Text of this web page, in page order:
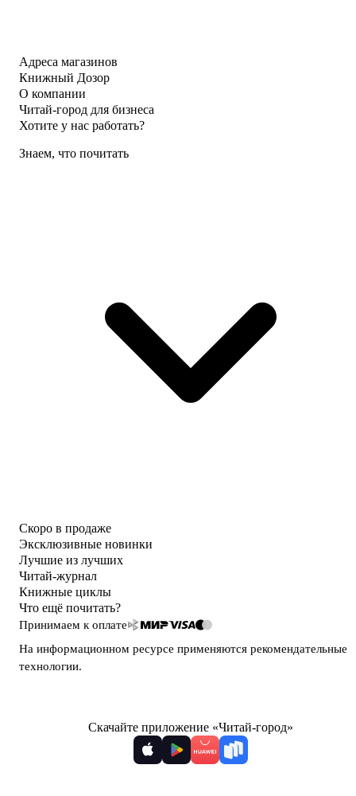
Адреса магазинов
Книжный Дозор
О компании
Читай-город для бизнеса
Хотите у нас работать?
Знаем, что почитать
Скоро в продаже
Эксклюзивные новинки
Лучшие из лучших
Читай-журнал
Книжные циклы
Что ещё почитать?
Принимаем к оплате
На информационном ресурсе применяются рекомендательные
технологии.
Скачайте приложение «Читай-город»